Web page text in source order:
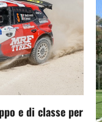
e di classe per